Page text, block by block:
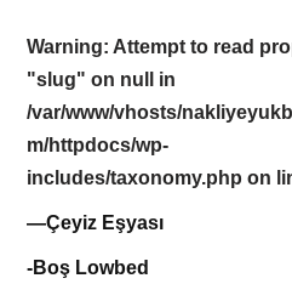
Warning: Attempt to read
"slug" on null in
/var/www/vhosts/
m/httpdocs/wp-
includes/taxonomy.php on
—Çeyiz Eşyası
-Boş Lowbed